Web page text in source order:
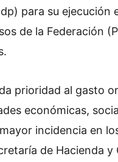
para su
de la Federación
prioridad al gasto
económicas,
incidencia en
de Hacienda